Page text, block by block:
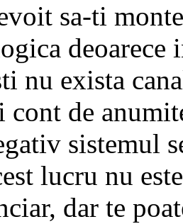
sa-ti
deoarece
nu exista
cont de
sistemul
lucru nu
dar te